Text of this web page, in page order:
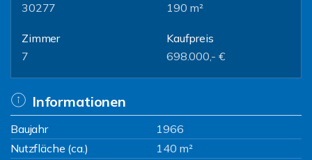
30277
190 m²
Zimmer
7
Kaufpreis
698.000,- €
Informationen
Baujahr
1966
Nutzfläche (ca.)
140 m²